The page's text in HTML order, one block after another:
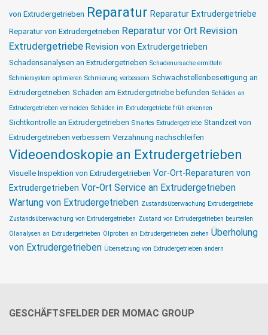
von Extrudergetrieben Reparatur Reparatur Extrudergetriebe
Reparatur von Extrudergetrieben Reparatur vor Ort Revision
Extrudergetriebe Revision von Extrudergetrieben
Schadensanalysen an Extrudergetrieben Schadenursache ermitteln
Schmiersystem optimieren Schmierung verbessern Schwachstellenbeseitigung an
Extrudergetrieben Schäden am Extrudergetriebe befunden Schäden an
Extrudergetrieben vermeiden Schäden im Extrudergetriebe früh erkennen
Sichtkontrolle an Extrudergetrieben Smartes Extrudergetriebe Standzeit von
Extrudergetrieben verbessern Verzahnung nachschleifen
Videoendoskopie an Extrudergetrieben
Visuelle Inspektion von Extrudergetrieben Vor-Ort-Reparaturen von
Extrudergetrieben Vor-Ort Service an Extrudergetrieben
Wartung von Extrudergetrieben Zustandsüberwachung Extrudergetriebe
Zustandsüberwachung von Extrudergetrieben Zustand von Extrudergetrieben beurteilen
Ölanalysen an Extrudergetrieben Ölproben an Extrudergetrieben ziehen Überholung
von Extrudergetrieben Übersetzung von Extrudergetrieben ändern
GESCHÄFTSFELDER DER MOMAC GROUP